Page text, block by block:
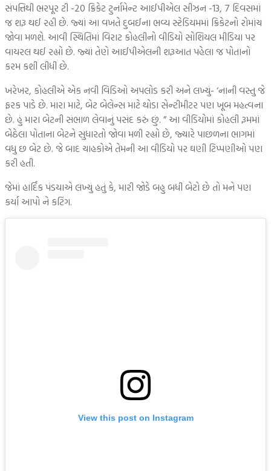
સંપત્તિથી ભરપૂર ટી -20 ક્રિકેટ ટુર્નામેન્ટ આઈપીએલ સીઝન -13, 7 દિવસમાં
જ શરૂ થઈ રહી છે. જ્યાં આ વખતે દુબઈના ભવ્ય સ્ટેડિયમમાં ક્રિકેટનો રોમાંચ
જોવા મળશે. આવી સ્થિતિમાં વિરાટ કોહલીનો વીડિયો સોશિયલ મીડિયા પર
વાયરલ થઈ રહ્યો છે. જ્યાં તેણે આઈપીએલની શરૂઆત પહેલા જ પોતાનો
કરમ કશી લીધી છે.
ખરેખર, કોહલીએ એક નવી વિડિઓ અપલોડ કરી અને લખ્યું- ‘નાની વસ્તુ જે
ફરક પાડે છે. મારા માટે, બેટ બેલેન્સ માટે થોડા સેન્ટીમીટર પણ ખૂબ મહત્વના
છે. હું મારા બેટની સંભાળ લેવાનું પસંદ કરું છું. ” આ વીડિયોમાં કોહલી રૂમમાં
બેઠેલા પોતાના બેટને સુધારતો જોવા મળી રહ્યો છે, જ્યારે પાછળના ભાગમાં
વધુ છ બેટ છે. જે બાદ ચાહકોએ તેમની આ વીડિયો પર ઘણી ટિપ્પણીઓ પણ
કરી હતી.
જેમાં હાર્દિક પંડયાએ લખ્યું હતું કે, મારી જોડે બહુ બધી બેટો છે તો મને પણ
કર્યા આપો ને કટિંગ.
View this post on Instagram